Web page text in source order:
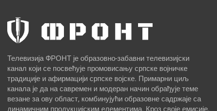
Телевизија ФРОНТ је образовно-забавни телевизијски
канал који се посвећује промовисању српске војничке
традиције и афирмацији српске војске. Примарни циљ
канала је да на савремен и модеран начин обрађује теме
везане за ову област, комбинујући образовне садржаје са
динамичним продукцијским елементима. Кроз своје емисије,